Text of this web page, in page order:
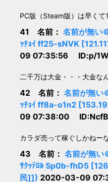
PC版（Steam版）は早くて
41 名前： 名前が無い
ｯﾁｮｲ ff25-sNVK
09 07:35:56 ID:p/
二千万は大金・・・大金な
42 名前： 名前が無い
ｯﾁｮｲ ff8a-o1n2
09 07:38:00
カラダ売って稼ぐしかねー
43 名前： 名前が無い
ｻｸｯﾃﾛﾙ Sp0b-fhD5
民]]) 2020-03-09